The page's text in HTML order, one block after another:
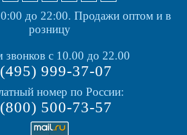
до 22:00. Продажи оптом и в
розницу
звонков с 10.00 до 22.00
999-37-07
номер по России:
500-73-57